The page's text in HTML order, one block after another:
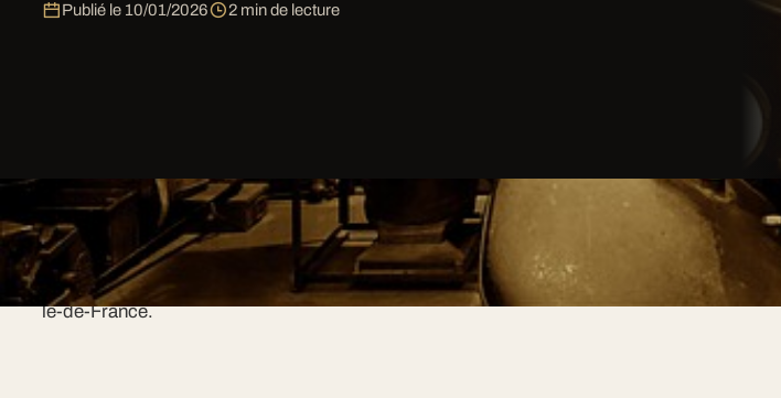
Publié le 10/01/2026 2 min de lecture
Nos services
My Limousine Paris vous propose un service sur mesure pour tous vos déplacements en?
le-de-France.